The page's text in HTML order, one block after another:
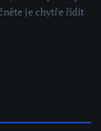
je chytře řídit